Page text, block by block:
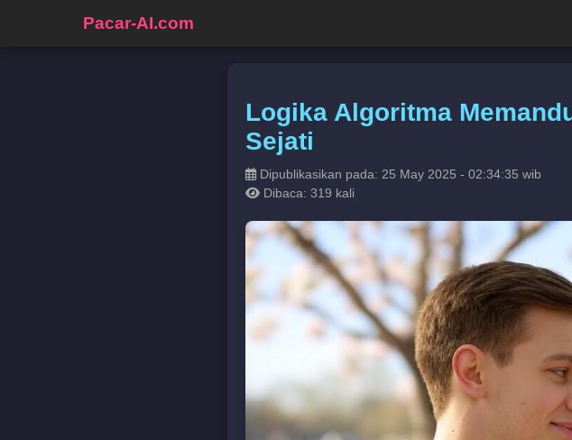
Pacar-AI.com
Logika Algoritma
Sejati
Dipublikasikan pada: 25 May 2025 - 02:34:35 wib
Dibaca: 319 kali